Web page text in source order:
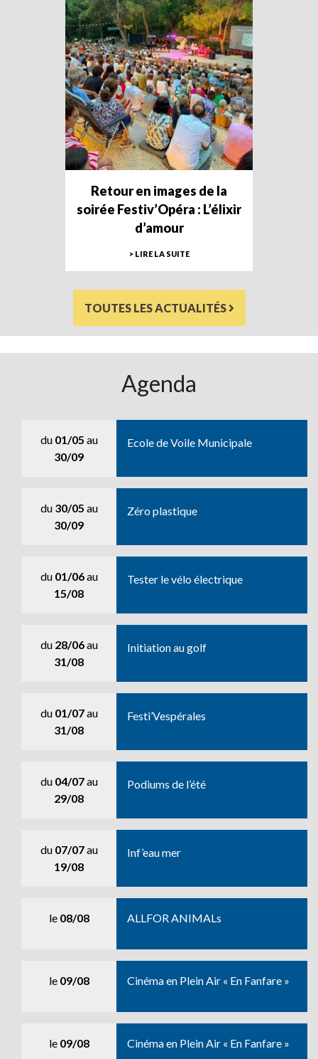
Retour en images de la
soirée Festiv’Opéra : L’élixir
d’amour
> LIRE LA SUITE
TOUTES LES ACTUALITÉS
Agenda
du 01/05 au
30/09
Ecole de Voile Municipale
du 30/05 au
30/09
Zéro plastique
du 01/06au
15/08
Tester le vélo électrique
du 28/06au
31/08
Initiation au golf
du 01/07au
31/08
Festi’Vespérales
du 04/07au
29/08
Podiums de l’été
du 07/07au
19/08
Inf’eau mer
le 08/08 ALLFOR ANIMALs
le 09/08 Cinéma en Plein Air « En Fanfare »
le 09/08 Cinéma en Plein Air « En Fanfare »